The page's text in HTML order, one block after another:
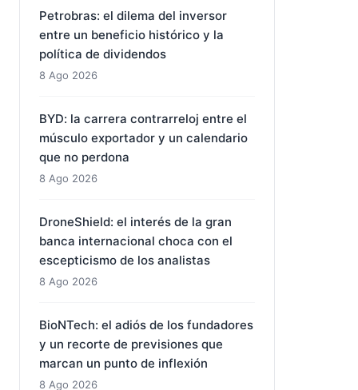
Petrobras: el dilema del inversor
entre un beneficio histórico y la
política de dividendos
8 Ago 2026
BYD: la carrera contrarreloj entre el
músculo exportador y un calendario
que no perdona
8 Ago 2026
DroneShield: el interés de la gran
banca internacional choca con el
escepticismo de los analistas
8 Ago 2026
BioNTech: el adiós de los fundadores
y un recorte de previsiones que
marcan un punto de inflexión
8 Ago 2026